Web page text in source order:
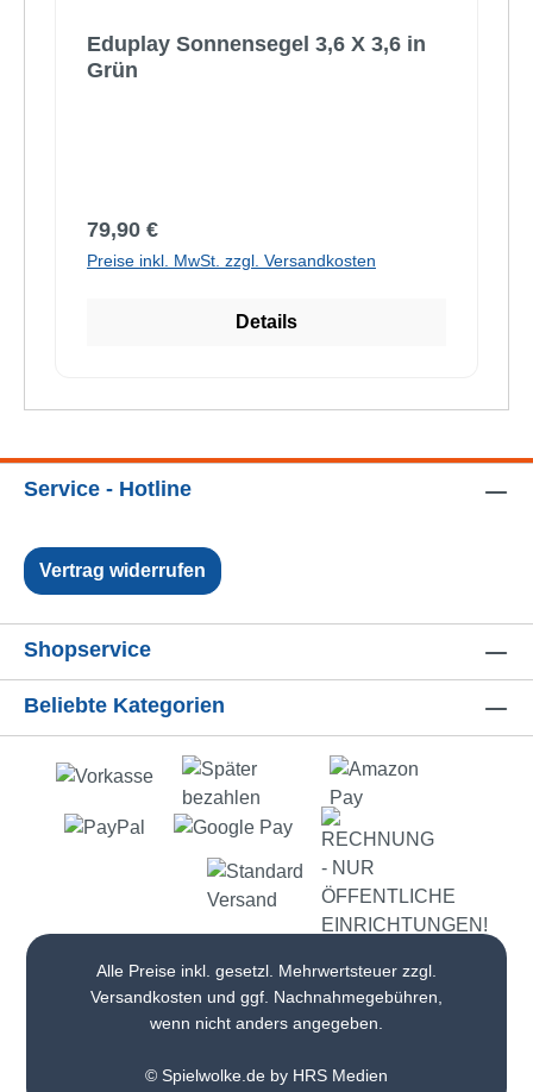
Eduplay Sonnensegel 3,6 X 3,6 in
Grün
Regulärer Preis:
79,90 €
Preise inkl. MwSt. zzgl. Versandkosten
Details
Service - Hotline
Vertrag widerrufen
Shopservice
Beliebte Kategorien
Alle Preise inkl. gesetzl. Mehrwertsteuer zzgl.
Versandkosten und ggf. Nachnahmegebühren,
wenn nicht anders angegeben.
© Spielwolke.de by HRS Medien